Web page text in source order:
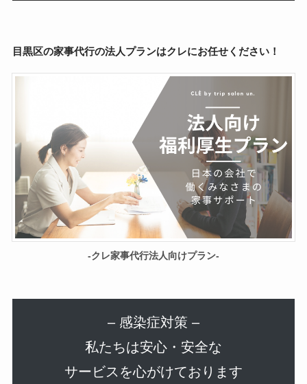
目黒区の家事代行の法人プランはクレにお任せください！
-クレ家事代行法人向けプラン-
– 感染症対策 –
私たちは安心・安全な
サービスを心がけております